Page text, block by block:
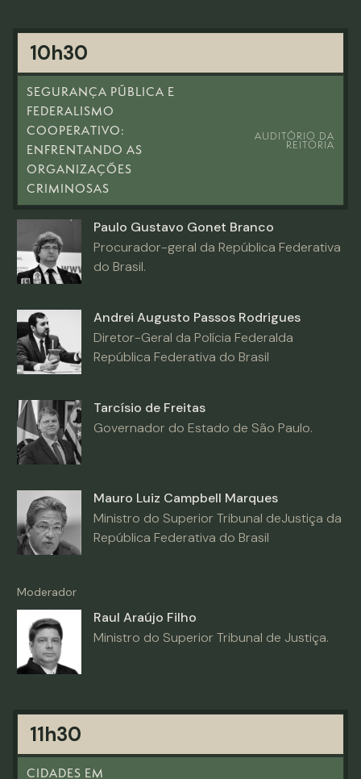
10h30
SEGURANÇA PÚBLICA E
FEDERALISMO
COOPERATIVO:
ENFRENTANDO AS
ORGANIZAÇÕES
CRIMINOSAS
AUDITÓRIO DA
REITORIA
Paulo Gustavo Gonet Branco
Procurador-geral da República Federativa
do Brasil.
Andrei Augusto Passos Rodrigues
Diretor-Geral da Polícia Federalda
República Federativa do Brasil
Tarcísio de Freitas
Governador do Estado de São Paulo.
Mauro Luiz Campbell Marques
Ministro do Superior Tribunal deJustiça da
República Federativa do Brasil
Moderador
Raul Araújo Filho
Ministro do Superior Tribunal de Justiça.
11h30
CIDADES EM